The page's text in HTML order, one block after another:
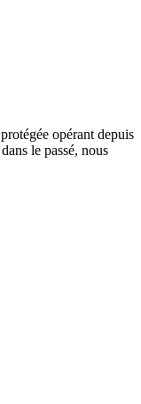
opérant depuis
le passé, nous